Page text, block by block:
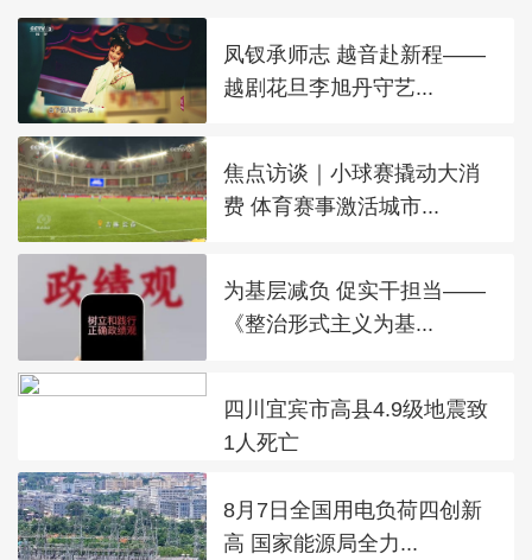
凤钗承师志 越音赴新程——
越剧花旦李旭丹守艺...
焦点访谈｜小球赛撬动大消
费 体育赛事激活城市...
为基层减负 促实干担当——
《整治形式主义为基...
四川宜宾市高县4.9级地震致
1人死亡
8月7日全国用电负荷四创新
高 国家能源局全力...